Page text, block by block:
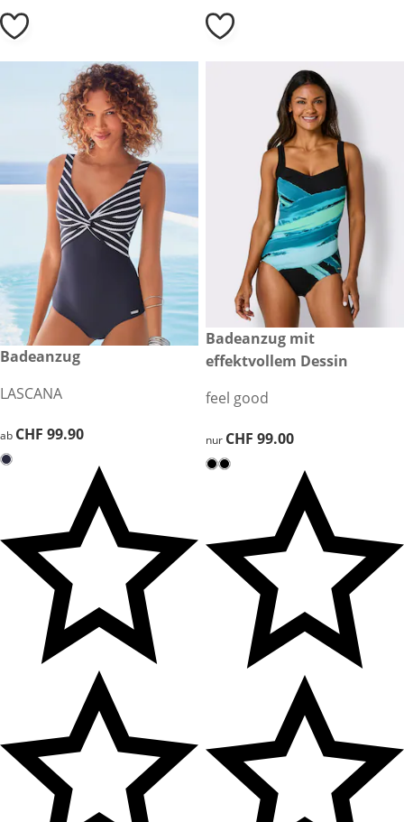
CHF 99.90
Badeanzug
LASCANA
CHF 99.90
ab CHF 99.90
CHF 99.00
Badeanzug mit
effektvollem Dessin
feel good
CHF 99.00
nur CHF 99.00